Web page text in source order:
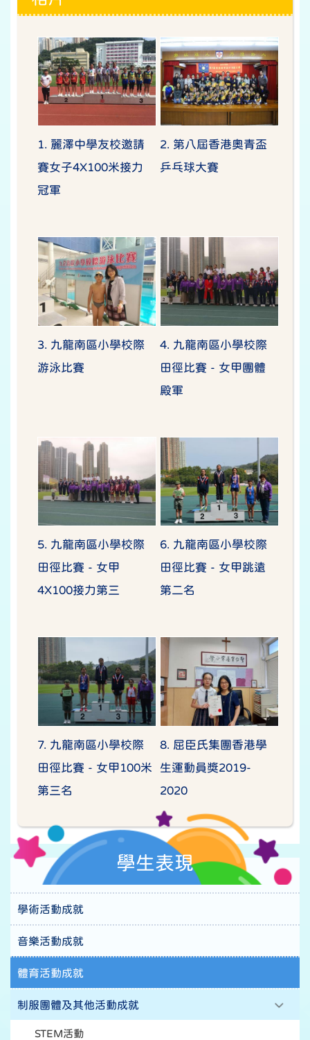
1. 麗澤中學友校邀請
賽女子4X100米接力
冠軍
2. 第八屆香港奧青盃
乒乓球大賽
3. 九龍南區小學校際
游泳比賽
4. 九龍南區小學校際
田徑比賽 - 女甲團體
殿軍
5. 九龍南區小學校際
田徑比賽 - 女甲
4X100接力第三
6. 九龍南區小學校際
田徑比賽 - 女甲跳遠
第二名
7. 九龍南區小學校際
田徑比賽 - 女甲100米
第三名
8. 屈臣氏集團香港學
生運動員獎2019-
2020
學生表現
學術活動成就
音樂活動成就
體育活動成就
制服團體及其他活動成就
STEM活動